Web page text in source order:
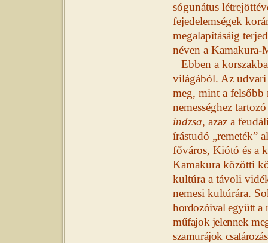
sógunátus
fejedelemségek
megalapításáig
néven a Kamakura-
Ebben a
világából. Az udvari
meg, mint a felsőbb
nemességhez
indzsa, azaz a
írástudó „remeték”
főváros, Kiótó és a
Kamakura közötti
kultúra a távoli
nemesi kultúrára.
hordozóival együtt a
műfajok jelennek
szamurájok